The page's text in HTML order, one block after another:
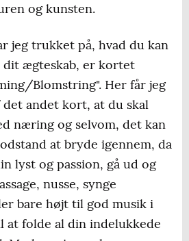
og kunsten.
jeg trukket på, hvad du kan
dit ægteskab, er kortet
Blomstring". Her får jeg
andet kort, at du skal
næring og selvom, det kan
at bryde igennem, da
lyst og passion, gå ud og
nusse, synge
bare højt til god musik i
at folde al din indelukkede